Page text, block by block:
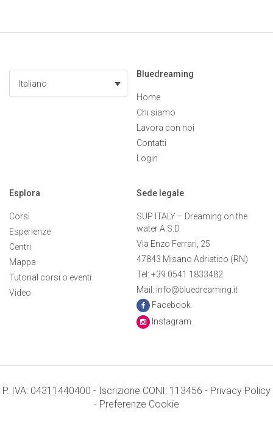
Italiano
Bluedreaming
Home
Chi siamo
Lavora con noi
Contatti
Login
Esplora
Corsi
Esperienze
Centri
Mappa
Tutorial corsi o eventi
Video
Sede legale
SUP ITALY – Dreaming on the
water A.S.D.
Via Enzo Ferrari, 25
47843 Misano Adriatico (RN)
Tel: +39 0541 1833482
Mail: info@bluedreaming.it
Facebook
Instagram
P. IVA: 04311440400 - Iscrizione CONI: 113456 - Privacy Policy
- Preferenze Cookie